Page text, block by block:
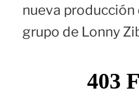
nueva
grupo de Lonny